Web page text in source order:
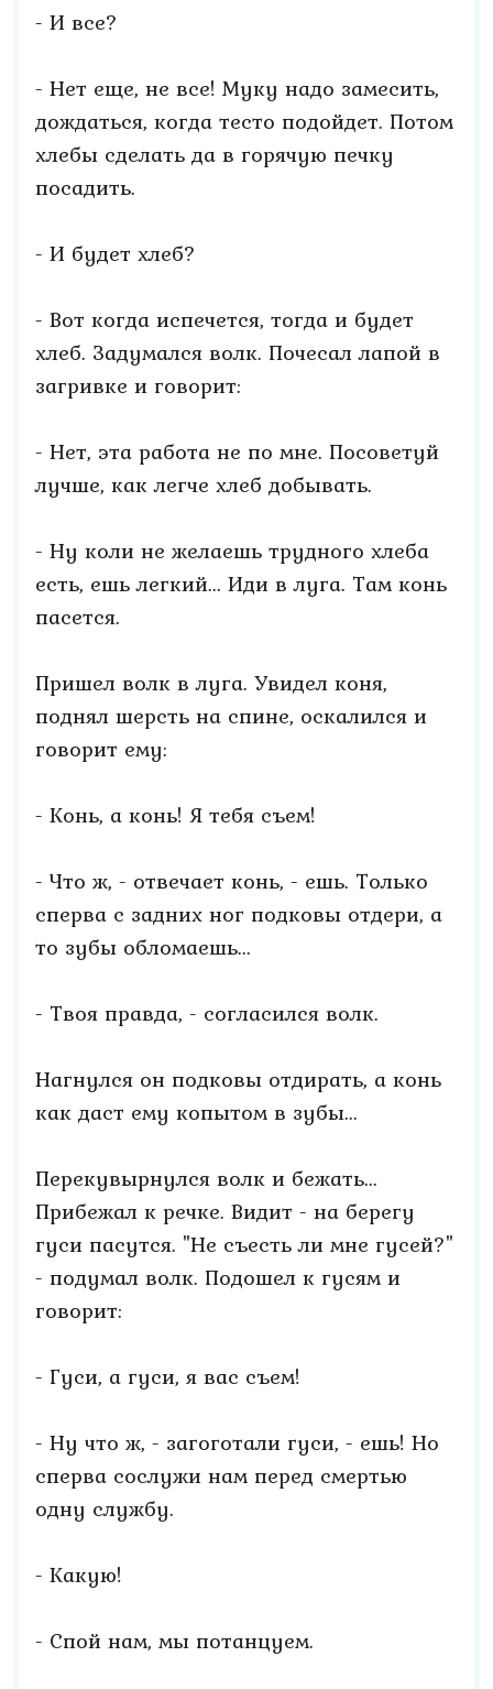
- И все?
- Нет еще, не все! Муку надо замесить,
дождаться, когда тесто подойдет. Потом
хлебы сделать да в горячую печку
посадить.
- И будет хлеб?
- Вот когда испечется, тогда и будет
хлеб. Задумался волк. Почесал лапой в
загривке и говорит:
- Нет, эта работа не по мне. Посоветуй
лучше, как легче хлеб добывать.
- Ну коли не желаешь трудного хлеба
есть, ешь легкий... Иди в луга. Там конь
пасется.
Пришел волк в луга. Увидел коня,
поднял шерсть на спине, оскалился и
говорит ему:
- Конь, а конь! Я тебя съем!
- Что ж, - отвечает конь, - ешь. Только
сперва с задних ног подковы отдери, а
то зубы обломаешь...
- Твоя правда, - согласился волк.
Нагнулся он подковы отдирать, а конь
как даст ему копытом в зубы...
Перекувырнулся волк и бежать...
Прибежал к речке. Видит - на берегу
гуси пасутся. "Не съесть ли мне гусей?"
- подумал волк. Подошел к гусям и
говорит:
- Гуси, а гуси, я вас съем!
- Ну что ж, - загоготали гуси, - ешь! Но
сперва сослужи нам перед смертью
одну службу.
- Какую!
- Спой нам, мы потанцуем.